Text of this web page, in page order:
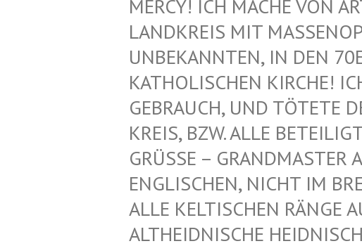
ERCY! ICH MACHE VON
ANDKREIS MIT
NBEKANNTEN, IN DEN
ATHOLISCHEN KIRCHE!
EBRAUCH, UND TÖTETE
REIS, BZW. ALLE
GRÜSSE – GRANDMASTER
NGLISCHEN, NICHT IM
LLE KELTISCHEN RÄNGE
LTHEIDNISCHE